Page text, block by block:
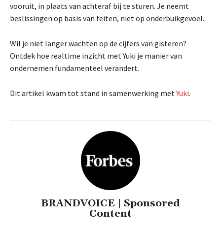
vooruit, in plaats van achteraf bij te sturen. Je neemt
beslissingen op basis van feiten, niet op onderbuikgevoel.
Wil je niet langer wachten op de cijfers van gisteren?
Ontdek hoe realtime inzicht met Yuki je manier van
ondernemen fundamenteel verandert.
Dit artikel kwam tot stand in samenwerking metYuki.
BRANDVOICE | Sponsored
Content